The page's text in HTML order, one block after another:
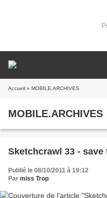
Accueil » MOBILE.ARCHIVES
MOBILE.ARCHIVES
Sketchcrawl 33 - save
Publié le 08/10/2011 à 19:12
Par miss Trop